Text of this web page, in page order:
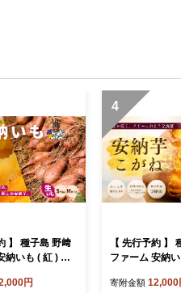
】 種子島 野﨑
いも ( 紅 ) M
糖度 熟成
円
4
【 先行予約 】
ファーム 安納い
00pt】// 安納芋 本場
寄附金額 12,000